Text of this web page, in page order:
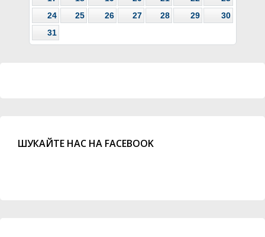
24
25 26 27 28 29
30
31
ШУКАЙТЕ НАС НА FACEBOOK